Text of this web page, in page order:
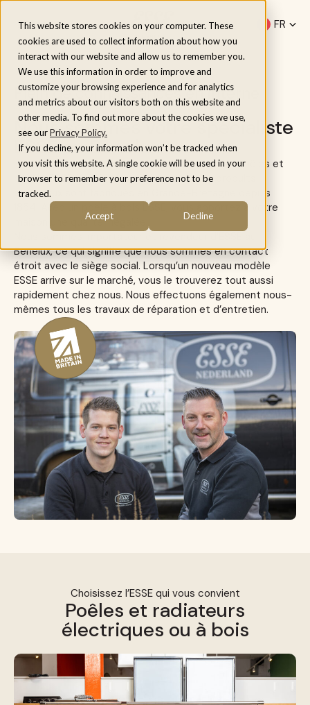
This website stores cookies on your computer. These
cookies are used to collect information about how you
interact with our website and allow us to remember you.
We use this information in order to improve and
customize your browsing experience and for analytics
and metrics about our visitors both on this website and
other media. To find out more about the cookies we use,
see ourPrivacy Policy.
If you decline, your information won’t be tracked when
you visit this website. A single cookie will be used in your
browser to remember your preference not to be
tracked.
Accept Decline
Menu
FR
Plein de connaissances en interne
Nous sommes votre spécialiste
ESSE au Benelux
ESSE Cookers est un partenaire fiable pour les poêles et
poêles ESSE depuis plus de vingt ans. Les produits
artisanaux sont fabriqués en Grande-Bretagne depuis
1854. Avec un poêle à bois ESSE, vous apportez à votre
maison une qualité inégalée.
Benelux, ce qui signifie que nous sommes en contact
étroit avec le siège social. Lorsqu’un nouveau modèle
ESSE arrive sur le marché, vous le trouverez tout aussi
rapidement chez nous. Nous effectuons également nous-
mêmes tous les travaux de réparation et d’entretien.
Choisissez l’ESSE qui vous convient
Poêles et radiateurs
électriques ou à bois